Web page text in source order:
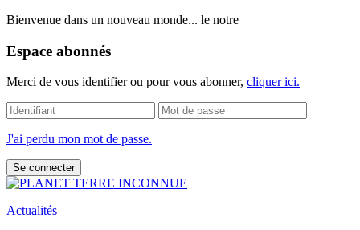
Bienvenue dans un nouveau monde... le notre
Espace abonnés
Merci de vous identifier ou pour vous abonner, cliquer ici.
J'ai perdu mon mot de passe.
Actualités